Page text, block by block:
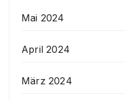
Mai 2024
April 2024
März 2024